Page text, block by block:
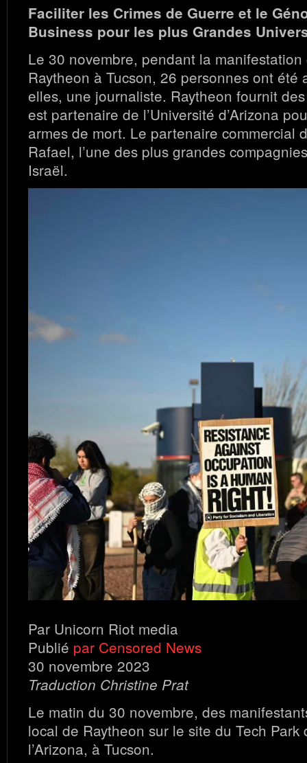
Faciliter les Crimes de Guerre et le
Business pour les plus Grandes
Le 30 novembre, pendant la
Raytheon à Tucson, 26 personnes ont été
elles, une journaliste. Raytheon fournit
est partenaire de l’Université d’Arizona
armes de mort. Le partenaire commercial
Rafael, l’une des plus grandes
Israël.
Par Unicorn Riot media
Publié par Censored News
30 novembre 2023
Traduction Christine Prat
Le matin du 30 novembre, des
local de Raytheon sur le site du Tech Park
l’Arizona, à Tucson.